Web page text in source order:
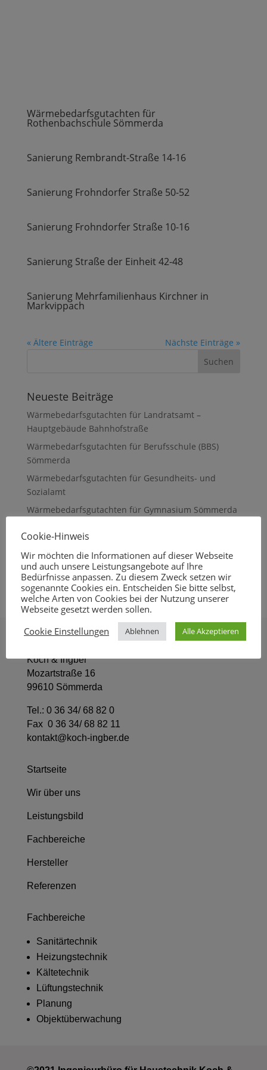
Wärmebedarfsgutachten für
Rothenbachschule Sömmerda
Sanierung Rembrandt-Straße 14-16
Sanierung Frohndorfer Straße 50-52
Sanierung Frohndorfer Straße 10-16
Sanierung Straße der Einheit 42-48
Sanierung Mehrfamilienhaus Kirchner in
Markvippach
« Ältere Einträge Nächste Einträge »
Neueste Beiträge
Wärmebedarfsgutachten für Landratsamt –
Hauptgebäude Bahnhofstraße
Wärmebedarfsgutachten für Berufsschule (BBS)
Sömmerda
Wärmebedarfsgutachten für Gesundheits- und
Sozialamt
Wärmebedarfsgutachten für Gymnasium Sömmerda
Sömmerda
Neueste Kommentare
Koch & Ingber
Mozartstraße 16
99610 Sömmerda
Tel.: 0 36 34/ 68 82 0
Fax 0 36 34/ 68 82 11
kontakt@koch-ingber.de
Startseite
Wir über uns
Leistungsbild
Fachbereiche
Hersteller
Referenzen
Fachbereiche
Sanitärtechnik
Heizungstechnik
Kältetechnik
Lüftungstechnik
Planung
Objektüberwachung
Cookie-Hinweis
Wir möchten die Informationen auf dieser Webseite
und auch unsere Leistungsangebote auf Ihre
Bedürfnisse anpassen. Zu diesem Zweck setzen wir
sogenannte Cookies ein. Entscheiden Sie bitte selbst,
welche Arten von Cookies bei der Nutzung unserer
Webseite gesetzt werden sollen.
Cookie Einstellungen
Ablehnen Alle Akzeptieren